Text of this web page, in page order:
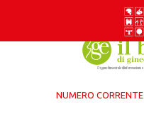
NUMERO CORRENTE